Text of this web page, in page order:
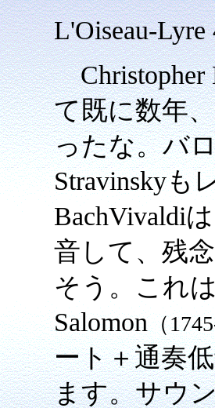
L'Oiseau-Lyre
Christopher
て既に数年
ったな。バ
Stravinskyも
BachVivaldi
音して、残
そう。これ
Salomon（
ート＋通奏
ます。サウ